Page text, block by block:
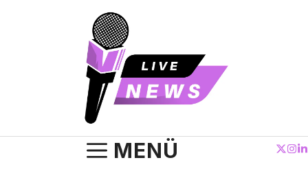
MENÜ